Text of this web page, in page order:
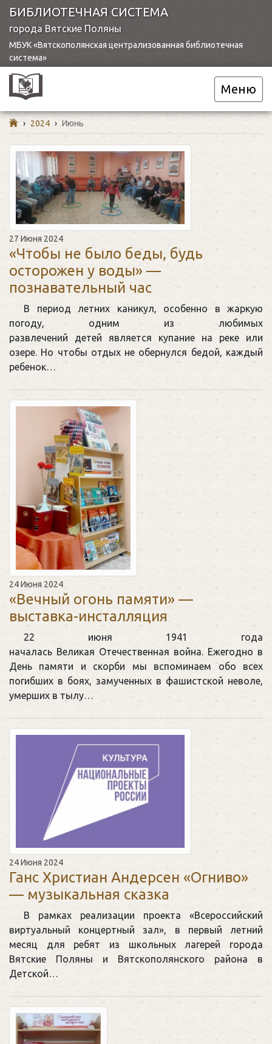
БИБЛИОТЕЧНАЯ СИСТЕМА
города Вятские Поляны
МБУК «Вятскополянская централизованная библиотечная
система»
Меню
› 2024 › Июнь
27 Июня 2024
«Чтобы не было беды, будь
осторожен у воды» —
познавательный час
В период летних каникул, особенно в жаркую
погоду, одним из любимых
развлечений детей является купание на реке или
озере. Но чтобы отдых не обернулся бедой, каждый
ребенок…
24 Июня 2024
«Вечный огонь памяти» —
выставка-инсталляция
22 июня 1941 года
началась Великая Отечественная война. Ежегодно в
День памяти и скорби мы вспоминаем обо всех
погибших в боях, замученных в фашистской неволе,
умерших в тылу…
24 Июня 2024
Ганс Христиан Андерсен «Огниво»
— музыкальная сказка
В рамках реализации проекта «Всероссийский
виртуальный концертный зал», в первый летний
месяц для ребят из школьных лагерей города
Вятские Поляны и Вятскополянского района в
Детской…